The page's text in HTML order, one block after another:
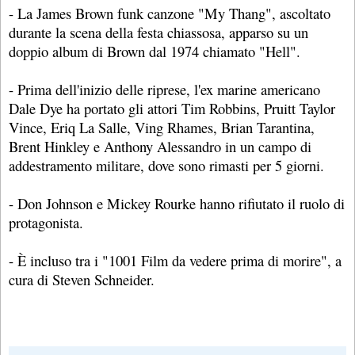
- La James Brown funk canzone "My Thang", ascoltato
durante la scena della festa chiassosa, apparso su un
doppio album di Brown dal 1974 chiamato "Hell".
- Prima dell'inizio delle riprese, l'ex marine americano
Dale Dye ha portato gli attori Tim Robbins, Pruitt Taylor
Vince, Eriq La Salle, Ving Rhames, Brian Tarantina,
Brent Hinkley e Anthony Alessandro in un campo di
addestramento militare, dove sono rimasti per 5 giorni.
- Don Johnson e Mickey Rourke hanno rifiutato il ruolo di
protagonista.
- È incluso tra i "1001 Film da vedere prima di morire", a
cura di Steven Schneider.